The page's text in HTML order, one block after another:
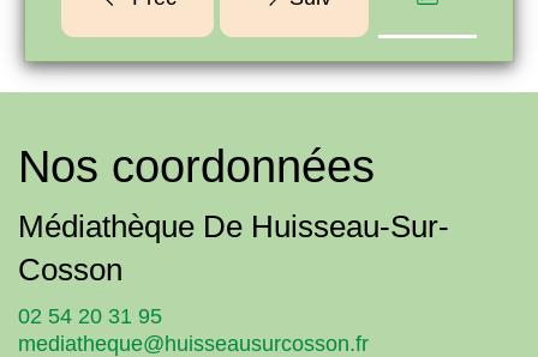
Nos coordonnées
Médiathèque De Huisseau-Sur-
Cosson
02 54 20 31 95
mediatheque@huisseausurcosson.fr